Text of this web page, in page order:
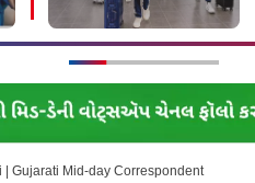
| Gujarati Mid-day Correspondent